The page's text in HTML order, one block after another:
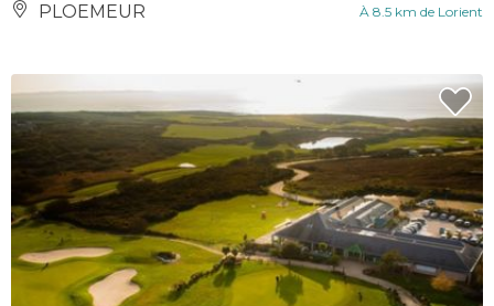
PLOEMEUR À 8.5 km de Lorient